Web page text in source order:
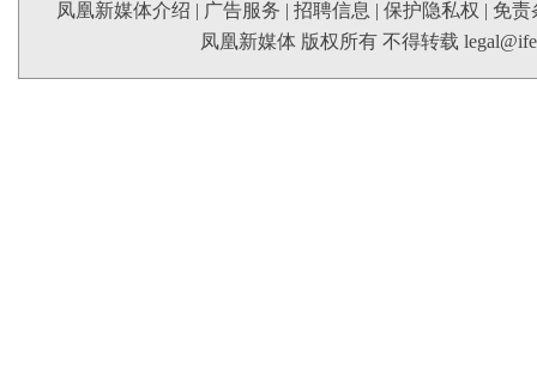
凤凰新媒体介绍 | 广告服务 | 招聘信息 | 保护隐私权 | 免责
凤凰新媒体 版权所有 不得转载